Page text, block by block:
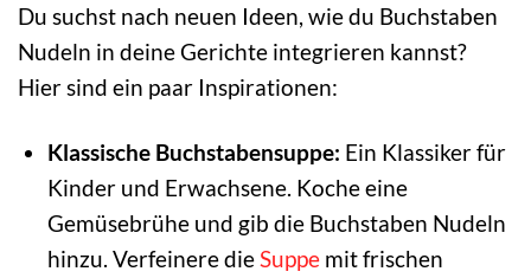
Du suchst nach neuen Ideen, wie du Buchstaben
Nudeln in deine Gerichte integrieren kannst?
Hier sind ein paar Inspirationen:
Klassische Buchstabensuppe: Ein Klassiker für
Kinder und Erwachsene. Koche eine
Gemüsebrühe und gib die Buchstaben Nudeln
hinzu. Verfeinere dieSuppemit frischen